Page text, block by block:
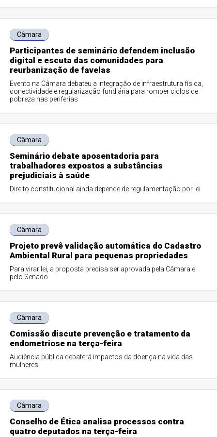
Câmara
Participantes de seminário defendem inclusão
digital e escuta das comunidades para
reurbanização de favelas
Evento na Câmara debateu a integração de infraestrutura física,
conectividade e regularização fundiária para romper ciclos de
pobreza nas periferias
Câmara
Seminário debate aposentadoria para
trabalhadores expostos a substâncias
prejudiciais à saúde
Direito constitucional ainda depende de regulamentação por lei
Câmara
Projeto prevê validação automática do Cadastro
Ambiental Rural para pequenas propriedades
Para virar lei, a proposta precisa ser aprovada pela Câmara e
pelo Senado
Câmara
Comissão discute prevenção e tratamento da
endometriose na terça-feira
Audiência pública debaterá impactos da doença na vida das
mulheres
Câmara
Conselho de Ética analisa processos contra
quatro deputados na terça-feira